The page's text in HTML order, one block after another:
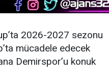
2026-2027 sezonu
mücadele edecek
Demirspor’u konuk